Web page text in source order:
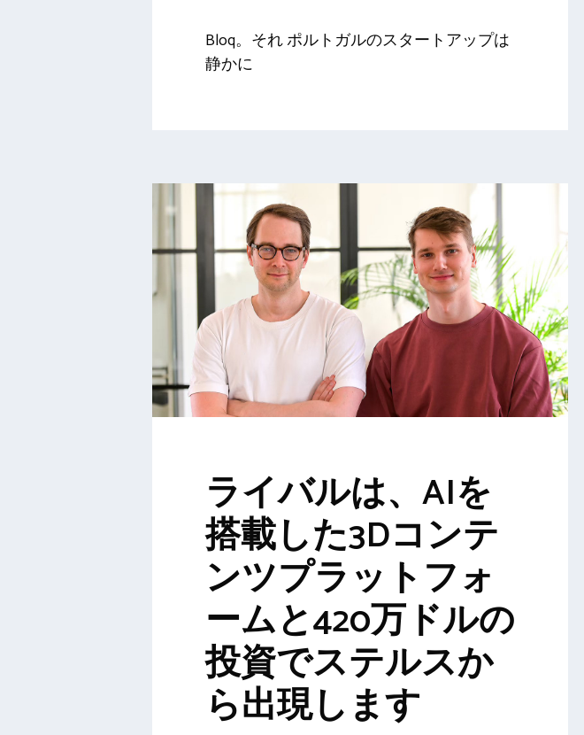
Bloq。それ ポルトガルのスタートアップは
静かに
ライバルは、AIを
搭載した3Dコンテ
ンツプラットフォ
ームと420万ドルの
投資でステルスか
ら出現します